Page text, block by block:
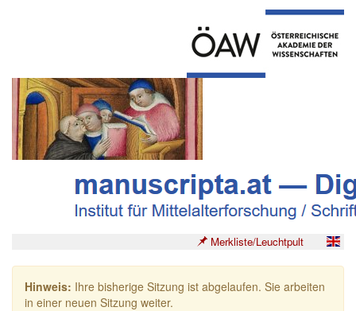
Merkliste/Leuchtpult
Hinweis: Ihre bisherige Sitzung ist abgelaufen. Sie arbeiten
in einer neuen Sitzung weiter.